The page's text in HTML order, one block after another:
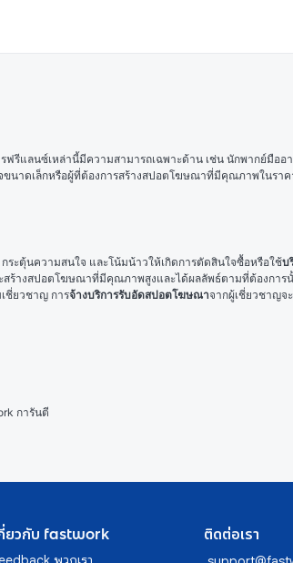
รีแลนซ์เหล่านี้มีความสามารถเฉพาะด้าน เช่น นักพากย์มืออ
าดเล็กหรือผู้ที่ต้องการสร้างสปอตโฆษณาที่มีคุณภาพในราค
ระตุ้นความสนใจ และโน้มน้าวให้เกิดการตัดสินใจซื้อหรือใช้บ
ร้างสปอตโฆษณาที่มีคุณภาพสูงและได้ผลลัพธ์ตามที่ต้องการ
เชี่ยวชาญ การจ้างบริการรับอัดสปอตโฆษณาจากผู้เชี่ยวชาญ
การันตี
ยวกับ fastwork ติดต่อเรา